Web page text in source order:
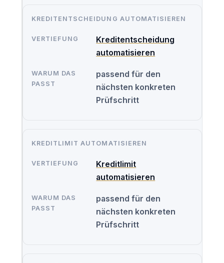
KREDITENTSCHEIDUNG AUTOMATISIEREN
Kreditentscheidung
automatisieren
passend für den
nächsten konkreten
Prüfschritt
KREDITLIMIT AUTOMATISIEREN
Kreditlimit
automatisieren
passend für den
nächsten konkreten
Prüfschritt